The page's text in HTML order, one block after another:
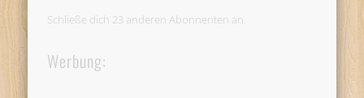
Schließe dich 23 anderen Abonnenten an
Werbung: